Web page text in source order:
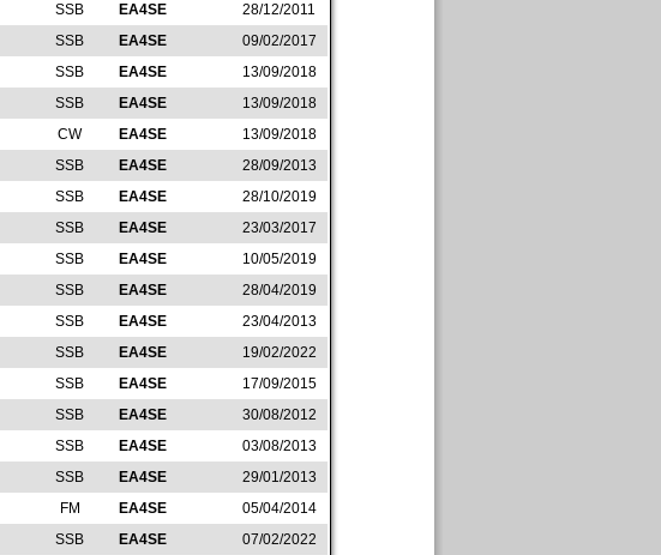
SSB EA4SE
28/12/2011
SSB EA4SE
09/02/2017
SSB EA4SE
13/09/2018
SSB EA4SE
13/09/2018
CW EA4SE
13/09/2018
SSB EA4SE
28/09/2013
SSB EA4SE
28/10/2019
SSB EA4SE
23/03/2017
SSB EA4SE
10/05/2019
SSB EA4SE
28/04/2019
SSB EA4SE
23/04/2013
SSB EA4SE
19/02/2022
SSB EA4SE
17/09/2015
SSB EA4SE
30/08/2012
SSB EA4SE
03/08/2013
SSB EA4SE
29/01/2013
FM EA4SE
05/04/2014
SSB EA4SE
07/02/2022